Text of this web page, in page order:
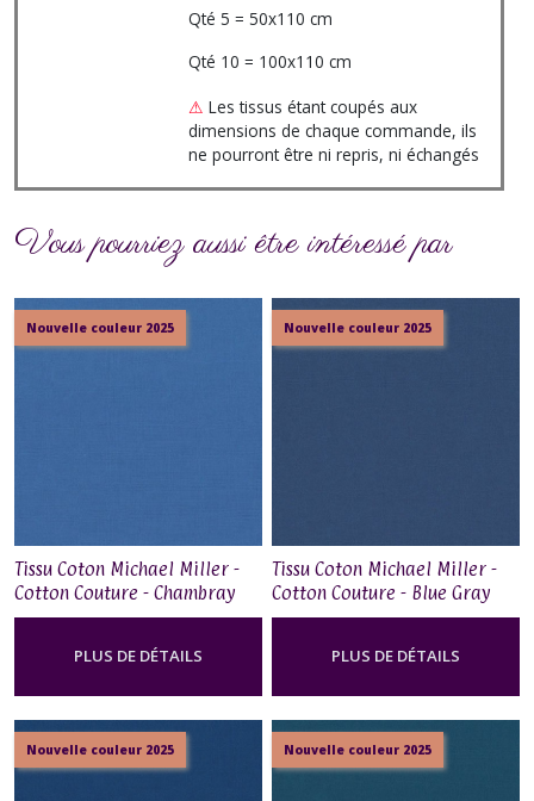
Qté 5 = 50x110 cm
Qté 10 = 100x110 cm
⚠ Les tissus étant coupés aux
dimensions de chaque commande, ils
ne pourront être ni repris, ni échangés
Vous pourriez aussi être intéressé par
Nouvelle couleur 2025
Tissu Coton Michael Miller -
Cotton Couture - Chambray
PLUS DE DÉTAILS
Nouvelle couleur 2025
Tissu Coton Michael Miller -
Cotton Couture - Blue Gray
PLUS DE DÉTAILS
Nouvelle couleur 2025 Nouvelle couleur 2025